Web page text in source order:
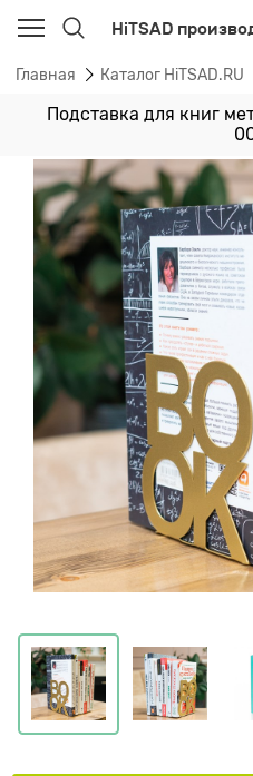
HiTSAD
Главная Каталог HiTSAD.RU
Подставка для книг